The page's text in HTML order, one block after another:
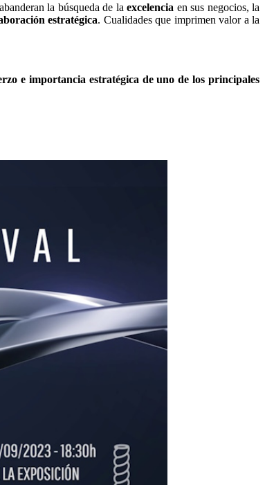
la búsqueda de laexcelencia en sus negocios, la
estratégica. Cualidades que imprimen valor a la
e importancia estratégica deuno de los principales